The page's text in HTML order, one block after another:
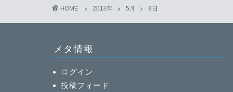
HOME 2018年 5月 8日
メタ情報
ログイン
投稿フィード